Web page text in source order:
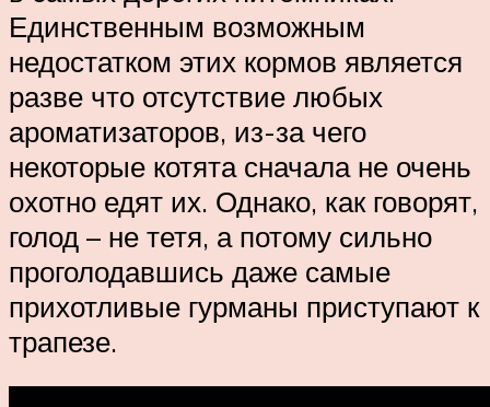
Единственным возможным
недостатком этих кормов является
разве что отсутствие любых
ароматизаторов, из-за чего
некоторые котята сначала не очень
охотно едят их. Однако, как говорят,
голод – не тетя, а потому сильно
проголодавшись даже самые
прихотливые гурманы приступают к
трапезе.